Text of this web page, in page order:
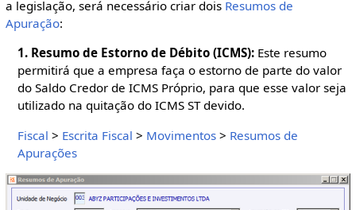
a legislação, será necessário criar dois Resumos de
Apuração:
1. Resumo de Estorno de Débito (ICMS): Este resumo
permitirá que a empresa faça o estorno de parte do valor
do Saldo Credor de ICMS Próprio, para que esse valor seja
utilizado na quitação do ICMS ST devido.
Fiscal > Escrita Fiscal > Movimentos > Resumos de
Apurações